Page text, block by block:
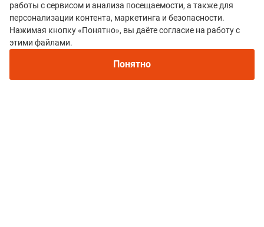
работы с сервисом и анализа посещаемости, а также для
персонализации контента, маркетинга и безопасности.
Нажимая кнопку «Понятно», вы даёте согласие на работу с
этими файлами.
Понятно